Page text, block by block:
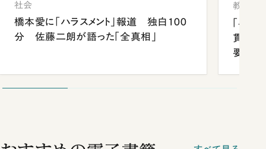
社会
橋本愛に「ハラスメント」報道 独白100
分 佐藤二朗が語った「全真相」
教育
「早
貫校へ
要だっ